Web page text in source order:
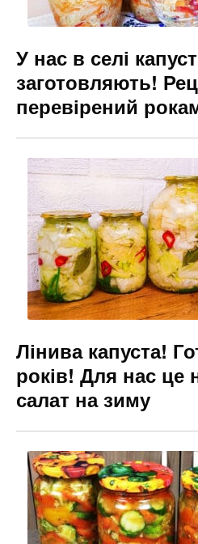
У нас в селі
заготовляють!
перевірений
Лінива капуста!
років! Для нас це
салат на зиму